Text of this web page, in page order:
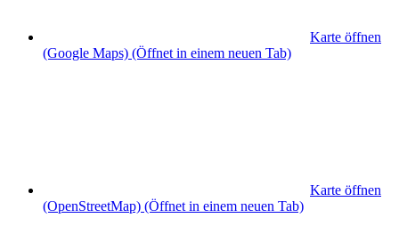
Karte öffnen
(Google Maps) (Öffnet in einem neuen Tab)
Karte öffnen
(OpenStreetMap) (Öffnet in einem neuen Tab)